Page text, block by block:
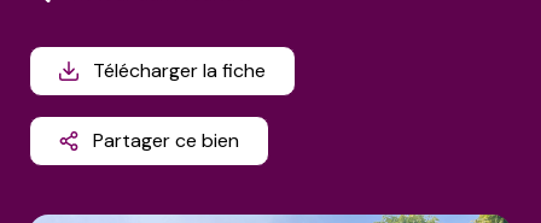
l'équipe
barèmes
Télécharger la fiche
Partager ce bien